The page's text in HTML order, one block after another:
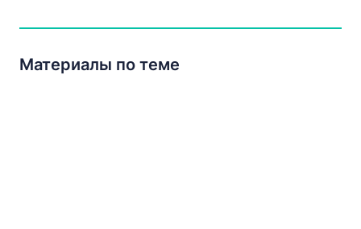
Материалы по теме